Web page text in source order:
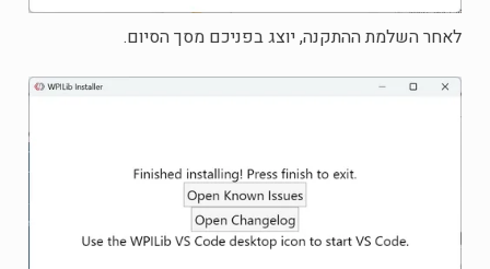
לאחר השלמת ההתקנה, יוצג בפניכם מסך הסיום.